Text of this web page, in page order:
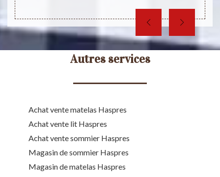
Autres services
Achat vente matelas Haspres
Achat vente lit Haspres
Achat vente sommier Haspres
Magasin de sommier Haspres
Magasin de matelas Haspres